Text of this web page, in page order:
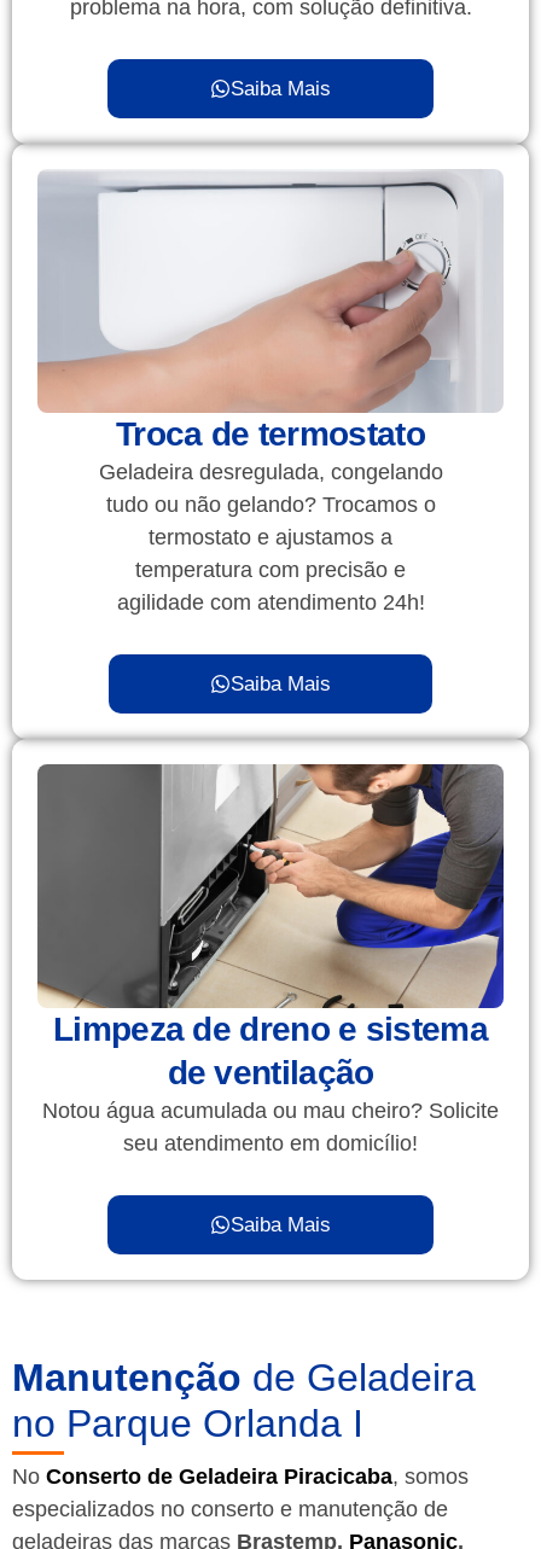
problema na hora, com solução definitiva.
Saiba Mais
Troca de termostato
Geladeira desregulada, congelando
tudo ou não gelando? Trocamos o
termostato e ajustamos a
temperatura com precisão e
agilidade com atendimento 24h!
Saiba Mais
Limpeza de dreno e sistema
de ventilação
Notou água acumulada ou mau cheiro? Solicite
seu atendimento em domicílio!
Saiba Mais
Manutenção de Geladeira
no Parque Orlanda I
No Conserto de Geladeira Piracicaba, somos
especializados no conserto e manutenção de
geladeiras das marcas Brastemp, Panasonic,